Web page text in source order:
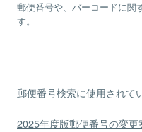
郵便番号や、バーコードに関
す。
郵便番号検索に使用されて
2025年度版郵便番号の変更